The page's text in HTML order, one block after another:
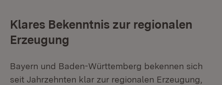
Klares Bekenntnis zur regionalen
Erzeugung
Bayern und Baden-Württemberg bekennen sich
seit Jahrzehnten klar zur regionalen Erzeugung,